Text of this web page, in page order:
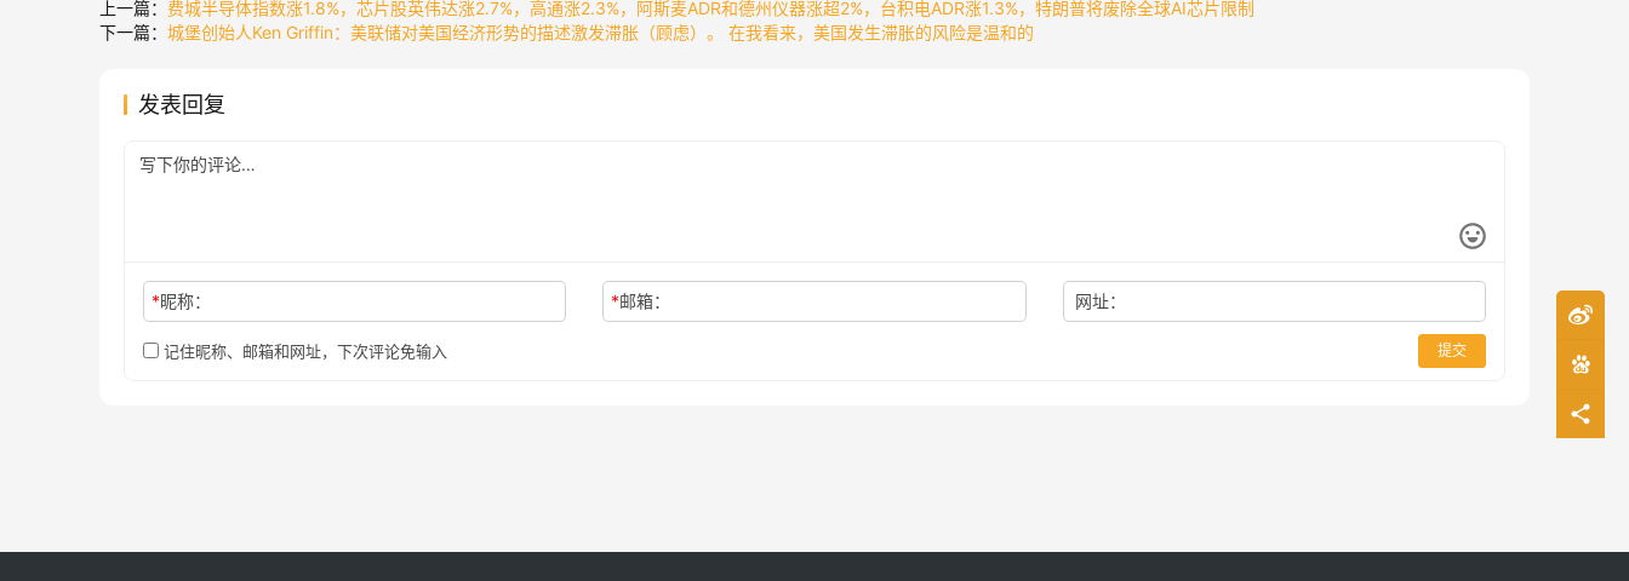
上一篇： 费城半导体指数涨1.8%，芯片股英伟达涨2.7%，高通涨2.3%，阿斯麦ADR和德州仪器涨超2%，台积电ADR涨1.3%，特朗普将废除全球AI芯片限制
下一篇： 城堡创始人Ken Griffin：美联储对美国经济形势的描述激发滞胀（顾虑）。 在我看来，美国发生滞胀的风险是温和的
发表回复
*昵称： *邮箱： 网址：
记住昵称、邮箱和网址，下次评论免输入 提交